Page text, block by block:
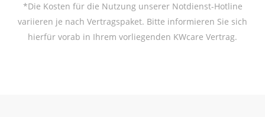
*Die Kosten für die Nutzung unserer Notdienst-Hotline
variieren je nach Vertragspaket. Bitte informieren Sie sich
hierfür vorab in Ihrem vorliegenden KWcare Vertrag.